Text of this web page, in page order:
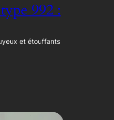
992 :
et étouffants